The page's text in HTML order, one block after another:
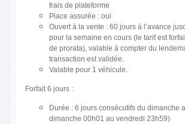
frais de plateforme
Place assurée : oui
Ouvert à la vente : 60 jours à l’avance
pour la semaine en cours (le tarif est
de prorata), valable à compter du
transaction est validée.
Valable pour 1 véhicule.
Forfait 6 jours :
Durée : 6 jours consécutifs du dimanche
dimanche 00h01 au vendredi 23h59)